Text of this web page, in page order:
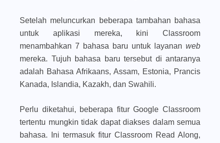
Setelah meluncurkan beberapa tambahan bahasa
untuk aplikasi mereka, kini Classroom
menambahkan 7 bahasa baru untuk layanan web
mereka. Tujuh bahasa baru tersebut di antaranya
adalah Bahasa Afrikaans, Assam, Estonia, Prancis
Kanada, Islandia, Kazakh, dan Swahili.
Perlu diketahui, beberapa fitur Google Classroom
tertentu mungkin tidak dapat diakses dalam semua
bahasa. Ini termasuk fitur Classroom Read Along,